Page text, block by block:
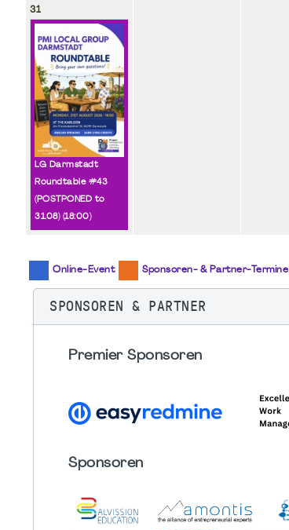
31
LG Darmstadt
Roundtable #43
(POSTPONED to
31.08) (18:00)
Online-Event Sponsoren- & Partner-Termine
SPONSOREN & PARTNER
Premier Sponsoren
Sponsoren